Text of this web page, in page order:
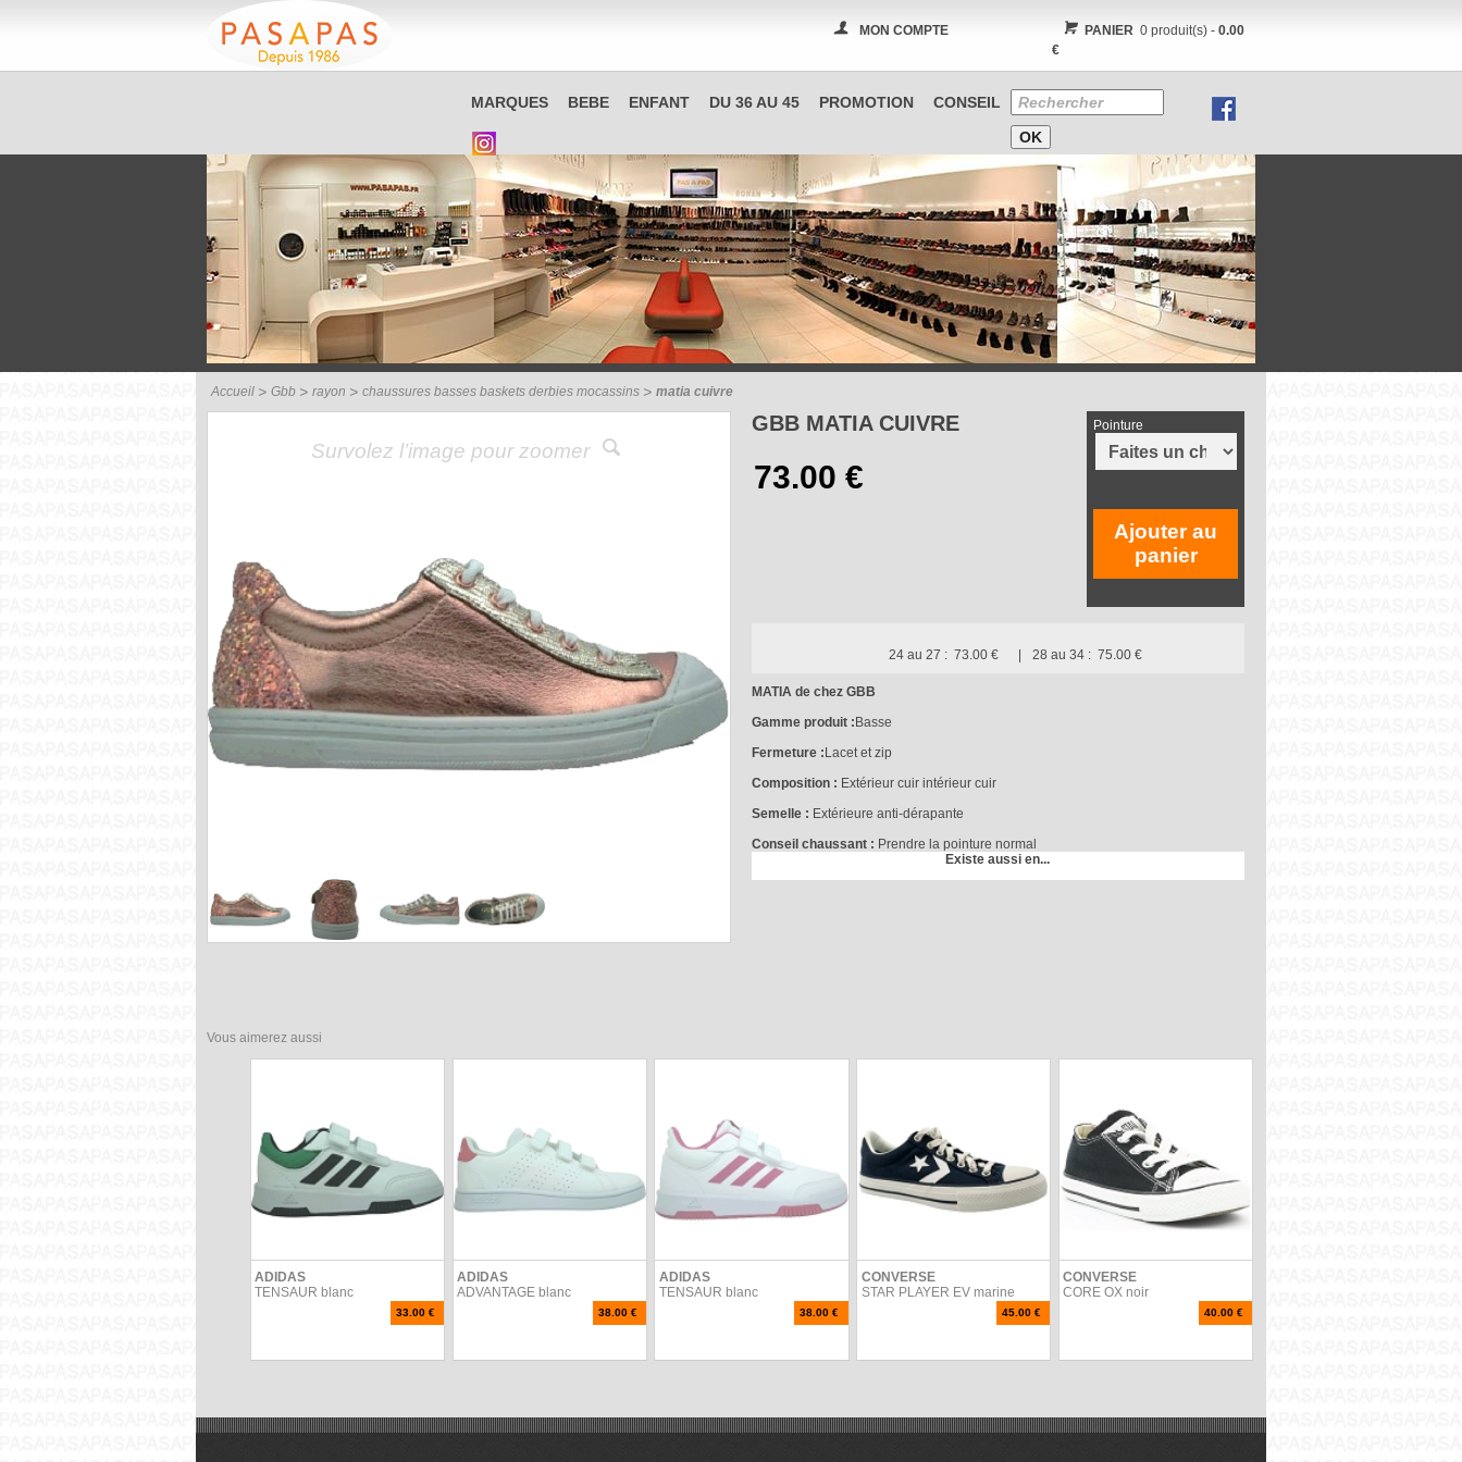
MON COMPTE PANIER 0 produit(s) -0.00
€
MARQUES BEBE ENFANT DU 36 AU 45 PROMOTION CONSEIL
Accueil Gbb rayon chaussures basses baskets derbies mocassins matia cuivre
Survolez l’image pour zoomer
GBB MATIA CUIVRE Pointure
Ajouter au
panier
24 au 27 : 73.00 € 28 au 34 : 75.00 €
MATIA de chez GBB
Gamme produit : Basse
Fermeture : Lacet et zip
Composition : Extérieur cuir intérieur cuir
Semelle : Extérieure anti-dérapante
Conseil chaussant : Prendre la pointure normal
Existe aussi en...
Vous aimerez aussi
ADIDAS
TENSAUR blanc
33.00 €
ADIDAS
ADVANTAGE blanc
38.00 €
ADIDAS
TENSAUR blanc
38.00 €
CONVERSE
STAR PLAYER EV marine
45.00 €
CONVERSE
CORE OX noir
40.00 €